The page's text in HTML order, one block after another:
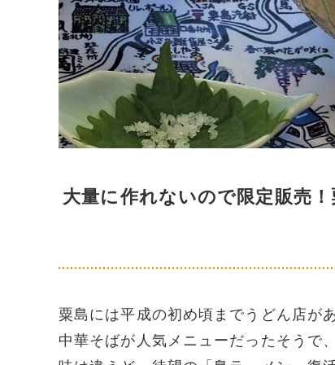
大量に作れないので限定販売
粟島には平成の初め頃までうどん店があ
中華そばが人気メニューだったそうで、